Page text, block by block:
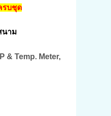
รบชุด
นาม
& Temp. Meter,